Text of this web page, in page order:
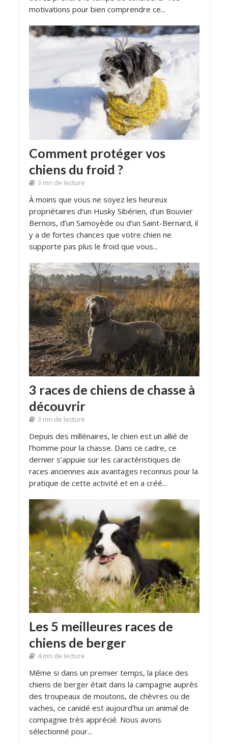
motivations pour bien comprendre ce...
Comment protéger vos
chiens du froid ?
3 mn de lecture
À moins que vous ne soyez les heureux
propriétaires d’un Husky Sibérien, d’un Bouvier
Bernois, d’un Samoyède ou d’un Saint-Bernard, il
y a de fortes chances que votre chien ne
supporte pas plus le froid que vous...
3 races de chiens de chasse à
découvrir
3 mn de lecture
Depuis des millénaires, le chien est un allié de
l’homme pour la chasse. Dans ce cadre, ce
dernier s’appuie sur les caractéristiques de
races anciennes aux avantages reconnus pour la
pratique de cette activité et en a créé...
Les 5 meilleures races de
chiens de berger
4 mn de lecture
Même si dans un premier temps, la place des
chiens de berger était dans la campagne auprès
des troupeaux de moutons, de chèvres ou de
vaches, ce canidé est aujourd’hui un animal de
compagnie très apprécié. Nous avons
sélectionné pour...